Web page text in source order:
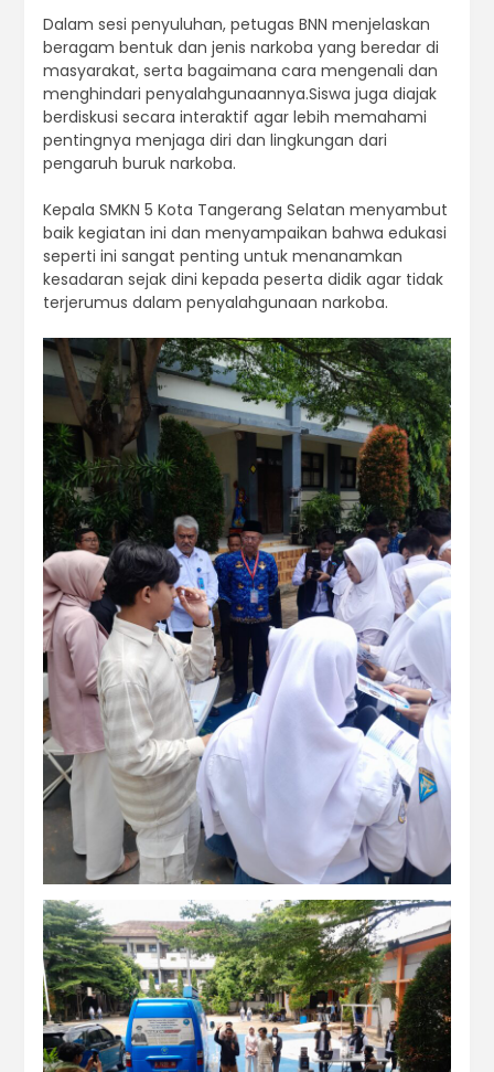
Dalam sesi penyuluhan, petugas BNN menjelaskan
beragam bentuk dan jenis narkoba yang beredar di
masyarakat, serta bagaimana cara mengenali dan
menghindari penyalahgunaannya.Siswa juga diajak
berdiskusi secara interaktif agar lebih memahami
pentingnya menjaga diri dan lingkungan dari
pengaruh buruk narkoba.
Kepala SMKN 5 Kota Tangerang Selatan menyambut
baik kegiatan ini dan menyampaikan bahwa edukasi
seperti ini sangat penting untuk menanamkan
kesadaran sejak dini kepada peserta didik agar tidak
terjerumus dalam penyalahgunaan narkoba.